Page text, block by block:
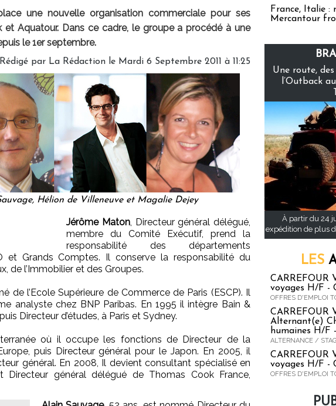
une nouvelle organisation commerciale pour ses
Aquatour. Dans ce cadre, le groupe a procédé à une
le 1er septembre.
Rédigé par La Rédaction le Mardi 6 Septembre 2011 à 11:25
Hélion de Villeneuve et Magalie Dejey
Jérôme Maton, Directeur général délégué,
membre du Comité Exécutif, prend la
responsabilité des départements
et Grands Comptes. Il conserve la responsabilité du
de l’Immobilier et des Groupes.
de l’Ecole Supérieure de Commerce de Paris (ESCP). Il
analyste chez BNP Paribas. En 1995 il intègre Bain &
Directeur d’études, à Paris et Sydney.
où il occupe les fonctions de Directeur de la
puis Directeur général pour le Japon. En 2005, il
général. En 2008, Il devient consultant spécialisé en
Directeur général délégué de Thomas Cook France,
France, Italie :
Mercantour
Une route,
l’Outback
À partir du 24
expédition de plus
LES
CARREFOUR
voyages H/F -
OFFRES D'EMPLOI
CARREFOUR
Alternant(e)
humaines H/F
ALTERNANCE /
CARREFOUR
voyages H/F -
OFFRES D'EMPLOI